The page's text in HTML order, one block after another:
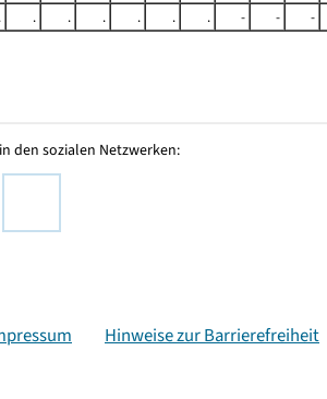
. . . . . . . - - -
den sozialen Netzwerken:
Hinweise zur Barrierefreiheit